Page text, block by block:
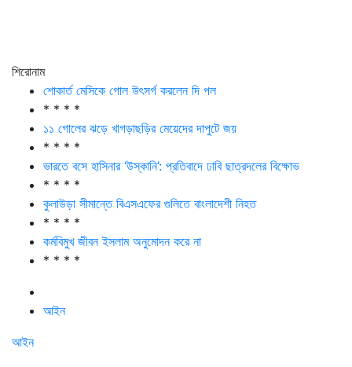
শিরোনাম
শোকার্ত মেসিকে গোল উৎসর্গ করলেন দি পল
* * * *
১১ গোলের ঝড়ে খাগড়াছড়ির মেয়েদের দাপুটে জয়
* * * *
ভারতে বসে হাসিনার ‘উস্কানি’: প্রতিবাদে ঢাবি ছাত্রদলের বিক্ষোভ
* * * *
কুলাউড়া সীমান্তে বিএসএফের গুলিতে বাংলাদেশী নিহত
* * * *
কর্মবিমুখ জীবন ইসলাম অনুমোদন করে না
* * * *
আইন
আইন